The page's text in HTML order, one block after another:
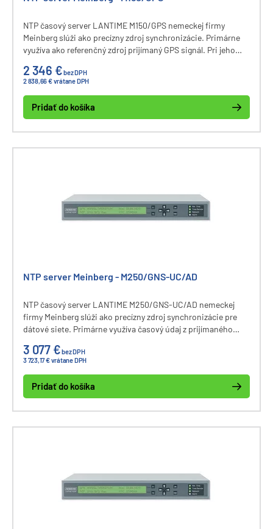
NTP časový server LANTIME M150/GPS nemeckej firmy
Meinberg slúži ako precízny zdroj synchronizácie. Primárne
využíva ako referenčný zdroj prijímaný GPS signál. Pri jeho
distribúcie NTP.
2 346 €bez DPH
2 838,66 € vrátane DPH
Pridať do košíka
NTP server Meinberg - M250/GNS-UC/AD
NTP časový server LANTIME M250/GNS-UC/AD nemeckej
firmy Meinberg slúži ako precízny zdroj synchronizácie pre
dátové siete. Primárne využíva časový údaj z prijímaného
interný oscilátor na zachovanie behu zariadenia.
3 077 €bez DPH
3 723,17 € vrátane DPH
Pridať do košíka